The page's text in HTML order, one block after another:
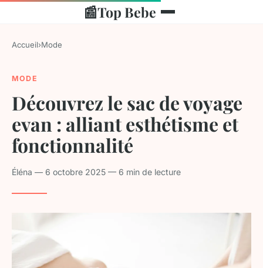
📰Top Bebe
Accueil›Mode
MODE
Découvrez le sac de voyage
evan : alliant esthétisme et
fonctionnalité
Éléna — 6 octobre 2025 — 6 min de lecture